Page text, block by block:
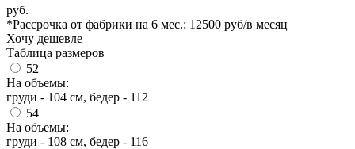
руб.
*Рассрочка от фабрики на 6 мес.: 12500 руб/в месяц
Хочу дешевле
Таблица размеров
52
На объемы:
груди - 104 см, бедер - 112
54
На объемы:
груди - 108 см, бедер - 116